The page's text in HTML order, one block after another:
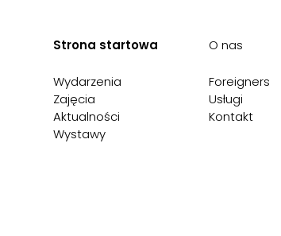
Strona startowa
Wydarzenia
Zajęcia
Aktualności
Wystawy
O nas
Foreigners
Usługi
Kontakt